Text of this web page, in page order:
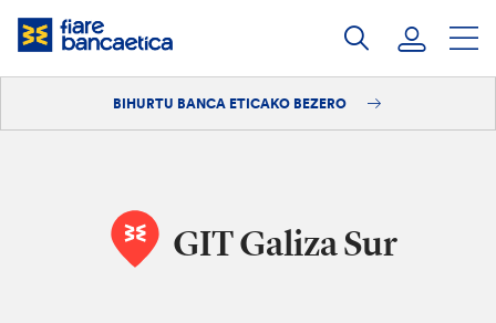
Pasatu
edukia
BIHURTU BANCA ETICAKO BEZERO
GIT Galiza Sur